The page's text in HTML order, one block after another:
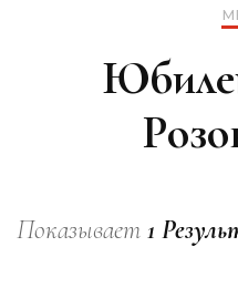
Показывает 1